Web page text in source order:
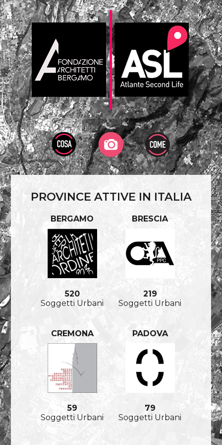
PROVINCE ATTIVE IN ITALIA
BERGAMO
520
Soggetti Urbani
BRESCIA
219
Soggetti Urbani
CREMONA
59
Soggetti Urbani
PADOVA
79
Soggetti Urbani